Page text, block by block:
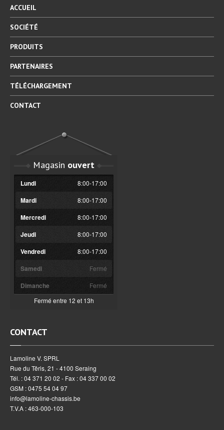
ACCUEIL
SOCIÉTÉ
PRODUITS
PARTENAIRES
TÉLÉCHARGEMENT
CONTACT
Magasin ouvert
Lundi 8:00-17:00
Mardi 8:00-17:00
Mercredi 8:00-17:00
Jeudi 8:00-17:00
Vendredi 8:00-17:00
Samedi Fermé
Dimanche
Fermé
Fermé entre 12 et 13h
CONTACT
Lamoline V. SPRL
Rue du Têris, 21 - 4100 Seraing
Tél. : 04 371 20 02 - Fax : 04 337 00 02
GSM : 0475 54 04 97
info@lamoline-chassis.be
T.V.A : 463-000-103